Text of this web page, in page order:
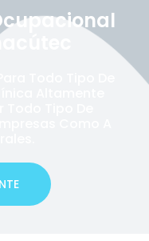
Todo Tipo De
Altamente
Tipo De
Como A